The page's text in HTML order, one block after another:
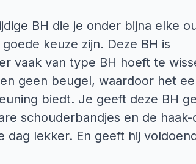
BH die je onder bijna elke
keuze zijn. Deze BH is
vaak van type BH hoeft te
geen beugel, waardoor het
biedt. Je geeft deze BH
schouderbandjes en de haak-
dag lekker. En geeft hij